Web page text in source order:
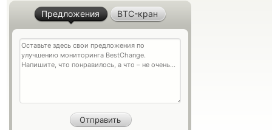
Предложения BTC-кран